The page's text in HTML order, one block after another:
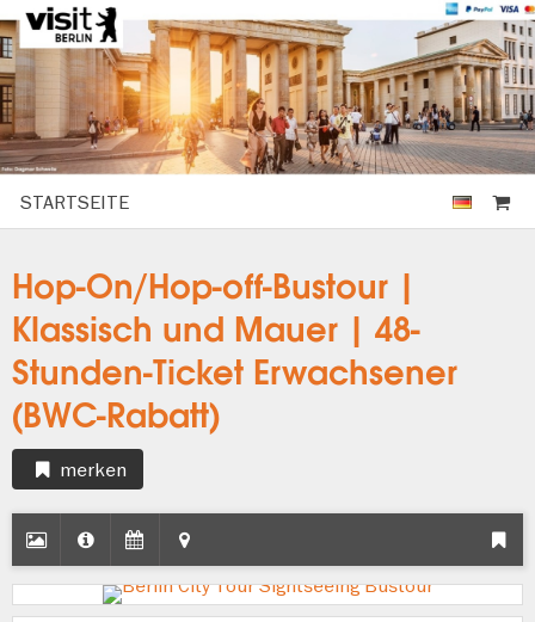
STARTSEITE
Hop-On/Hop-off-Bustour |
Klassisch und Mauer | 48-
Stunden-Ticket Erwachsener
(BWC-Rabatt)
merken